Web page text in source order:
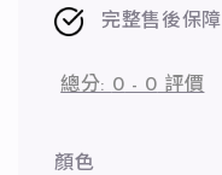
完整售後保障
總分: 0 - 0 評價
顏色